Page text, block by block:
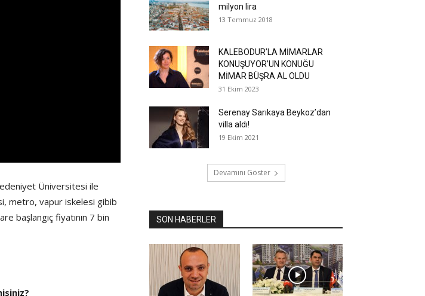
Üniversitesi ile
metro, vapur iskelesi gibib
başlangıç fiyatının 7 bin
milyon lira
13 Temmuz 2018
KALEBODUR’LA MİMARLAR
KONUŞUYOR’UN KONUĞU
MİMAR BÜŞRA AL OLDU
31 Ekim 2023
Serenay Sarıkaya Beykoz’dan
villa aldı!
19 Ekim 2021
Devamını Göster
SON HABERLER